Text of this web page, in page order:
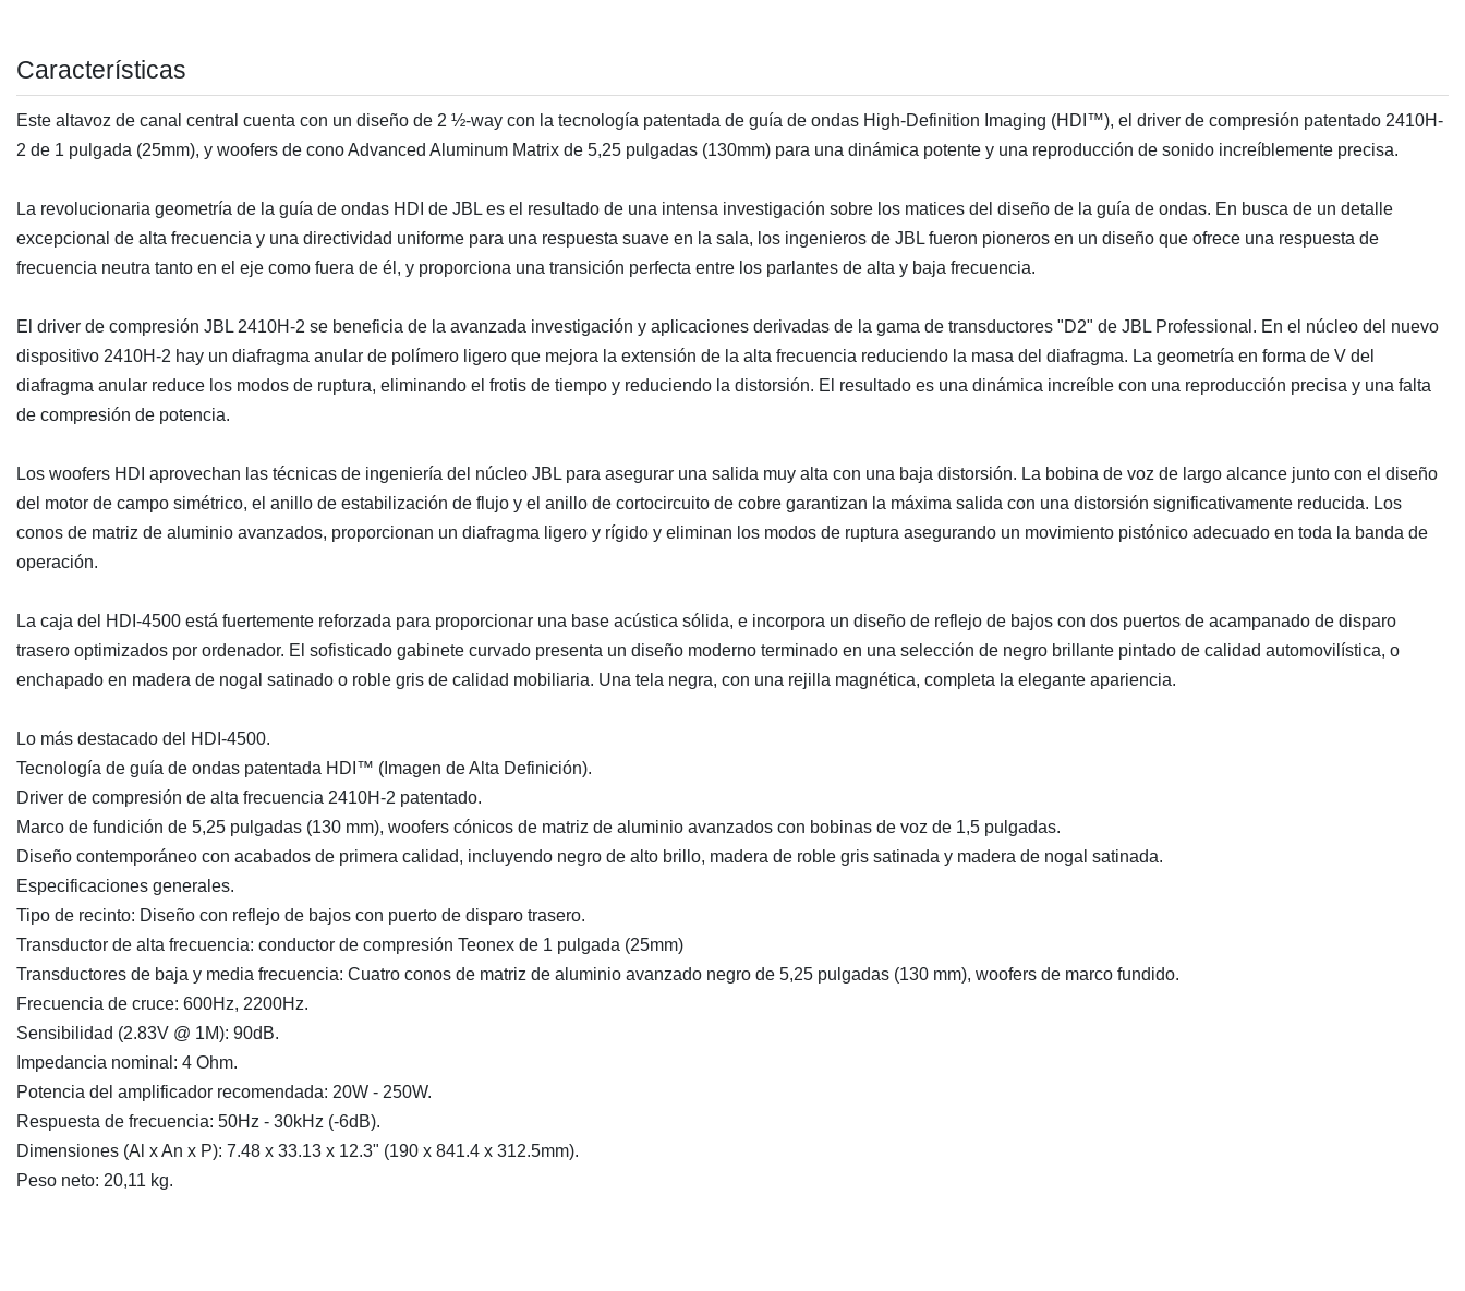
Características
Este altavoz de canal central cuenta con un diseño de 2 ½-way con la tecnología patentada de guía de ondas High-Definition Imaging (HDI™), el driver de compresión patentado 2410H-
2 de 1 pulgada (25mm), y woofers de cono Advanced Aluminum Matrix de 5,25 pulgadas (130mm) para una dinámica potente y una reproducción de sonido increíblemente precisa.
La revolucionaria geometría de la guía de ondas HDI de JBL es el resultado de una intensa investigación sobre los matices del diseño de la guía de ondas. En busca de un detalle
excepcional de alta frecuencia y una directividad uniforme para una respuesta suave en la sala, los ingenieros de JBL fueron pioneros en un diseño que ofrece una respuesta de
frecuencia neutra tanto en el eje como fuera de él, y proporciona una transición perfecta entre los parlantes de alta y baja frecuencia.
El driver de compresión JBL 2410H-2 se beneficia de la avanzada investigación y aplicaciones derivadas de la gama de transductores "D2" de JBL Professional. En el núcleo del nuevo
dispositivo 2410H-2 hay un diafragma anular de polímero ligero que mejora la extensión de la alta frecuencia reduciendo la masa del diafragma. La geometría en forma de V del
diafragma anular reduce los modos de ruptura, eliminando el frotis de tiempo y reduciendo la distorsión. El resultado es una dinámica increíble con una reproducción precisa y una falta
de compresión de potencia.
Los woofers HDI aprovechan las técnicas de ingeniería del núcleo JBL para asegurar una salida muy alta con una baja distorsión. La bobina de voz de largo alcance junto con el diseño
del motor de campo simétrico, el anillo de estabilización de flujo y el anillo de cortocircuito de cobre garantizan la máxima salida con una distorsión significativamente reducida. Los
conos de matriz de aluminio avanzados, proporcionan un diafragma ligero y rígido y eliminan los modos de ruptura asegurando un movimiento pistónico adecuado en toda la banda de
operación.
La caja del HDI-4500 está fuertemente reforzada para proporcionar una base acústica sólida, e incorpora un diseño de reflejo de bajos con dos puertos de acampanado de disparo
trasero optimizados por ordenador. El sofisticado gabinete curvado presenta un diseño moderno terminado en una selección de negro brillante pintado de calidad automovilística, o
enchapado en madera de nogal satinado o roble gris de calidad mobiliaria. Una tela negra, con una rejilla magnética, completa la elegante apariencia.
Lo más destacado del HDI-4500.
Tecnología de guía de ondas patentada HDI™ (Imagen de Alta Definición).
Driver de compresión de alta frecuencia 2410H-2 patentado.
Marco de fundición de 5,25 pulgadas (130 mm), woofers cónicos de matriz de aluminio avanzados con bobinas de voz de 1,5 pulgadas.
Diseño contemporáneo con acabados de primera calidad, incluyendo negro de alto brillo, madera de roble gris satinada y madera de nogal satinada.
Especificaciones generales.
Tipo de recinto: Diseño con reflejo de bajos con puerto de disparo trasero.
Transductor de alta frecuencia: conductor de compresión Teonex de 1 pulgada (25mm)
Transductores de baja y media frecuencia: Cuatro conos de matriz de aluminio avanzado negro de 5,25 pulgadas (130 mm), woofers de marco fundido.
Frecuencia de cruce: 600Hz, 2200Hz.
Sensibilidad (2.83V @ 1M): 90dB.
Impedancia nominal: 4 Ohm.
Potencia del amplificador recomendada: 20W - 250W.
Respuesta de frecuencia: 50Hz - 30kHz (-6dB).
Dimensiones (Al x An x P): 7.48 x 33.13 x 12.3" (190 x 841.4 x 312.5mm).
Peso neto: 20,11 kg.